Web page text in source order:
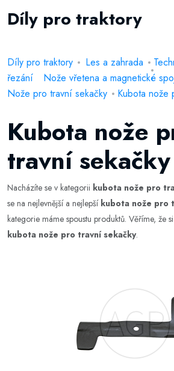
Díly pro traktory
Díly pro traktory Les a zahrada
řezání
Nože vřetena a magnetické
Nože pro travní sekačky
Kubota nože
Kubota nože
travní sekačky
Nacházíte se v kategorii kubota nože pro
se na nejlevnější a nejlepší kubota nože pro
kategorie máme spoustu produktů. Věříme, že
kubota nože pro travní sekačky.